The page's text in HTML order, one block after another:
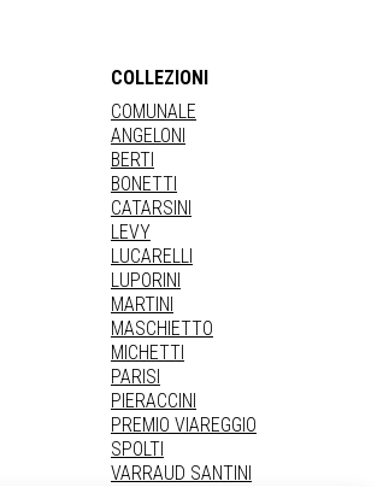
COLLEZIONI
COMUNALE
ANGELONI
BERTI
BONETTI
CATARSINI
LEVY
LUCARELLI
LUPORINI
MARTINI
MASCHIETTO
MICHETTI
PARISI
PIERACCINI
PREMIO VIAREGGIO
SPOLTI
VARRAUD SANTINI